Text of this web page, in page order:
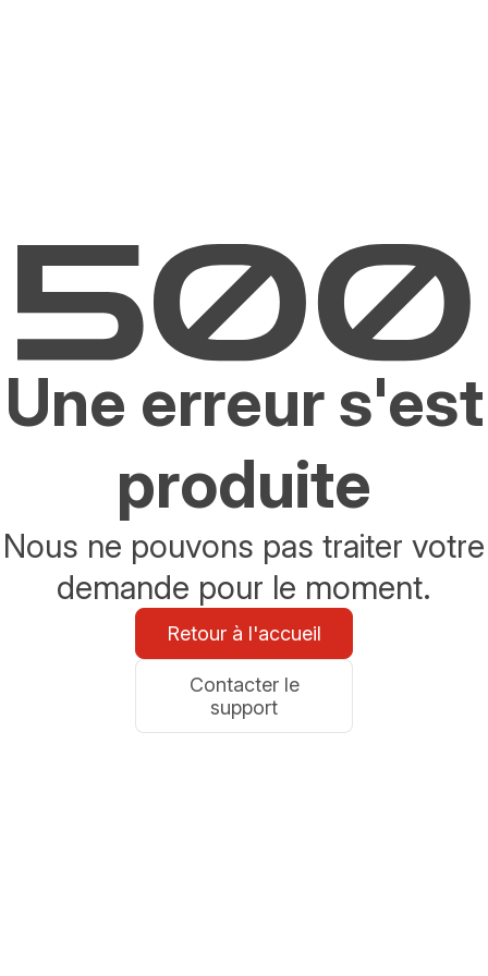
Une erreur s'est
produite
Nous ne pouvons pas traiter votre
demande pour le moment.
Retour à l'accueil
Contacter le
support